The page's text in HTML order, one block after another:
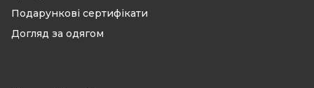
Подарункові сертифікати
Догляд за одягом